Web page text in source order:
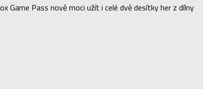
Game Pass nově moci užít i celé dvě desítky her z dílny